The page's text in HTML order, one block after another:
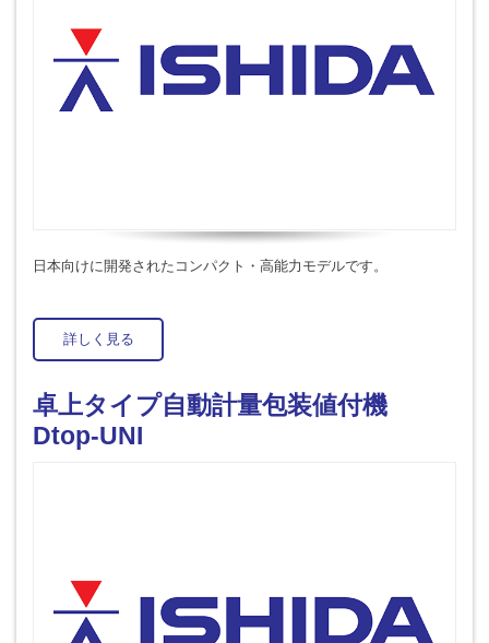
日本向けに開発されたコンパクト・高能力モデルです。
詳しく見る
卓上タイプ自動計量包装値付機
Dtop-UNI